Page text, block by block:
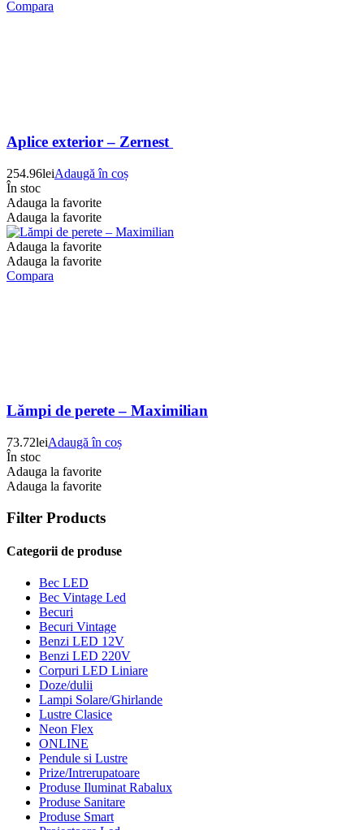
Compara
Aplice exterior – Zernest
254.96leiAdaugă în coș
În stoc
Adauga la favorite
Adauga la favorite
Adauga la favorite
Adauga la favorite
Compara
Lămpi de perete – Maximilian
73.72leiAdaugă în coș
În stoc
Adauga la favorite
Adauga la favorite
Filter Products
Categorii de produse
Bec LED
Bec Vintage Led
Becuri
Becuri Vintage
Benzi LED 12V
Benzi LED 220V
Corpuri LED Liniare
Doze/dulii
Lampi Solare/Ghirlande
Lustre Clasice
Neon Flex
ONLINE
Pendule si Lustre
Prize/Intrerupatoare
Produse Iluminat Rabalux
Produse Sanitare
Produse Smart